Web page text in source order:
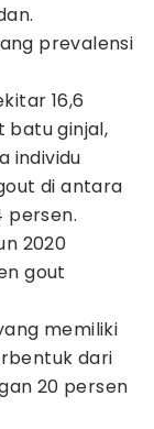
prevalensi
16,6
batu ginjal,
individu
di antara
persen.
2020
gout
memiliki
dari
20 persen